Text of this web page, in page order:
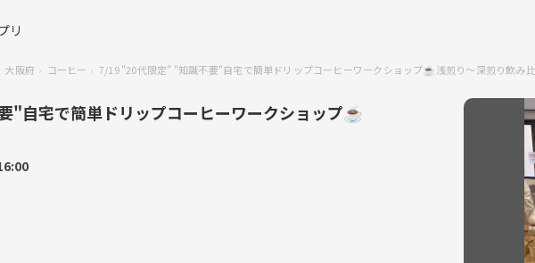
リ
大阪府 コーヒー 7/19 "20代限定" "知識不要"自宅で簡単ドリップコーヒーワークショップ☕️浅煎り〜深煎り飲み
自宅で簡単ドリップコーヒーワークショップ☕️